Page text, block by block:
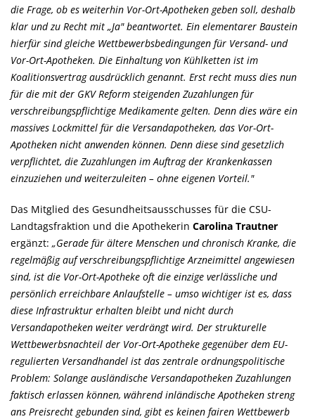
die Frage, ob es weiterhin Vor-Ort-Apotheken geben soll, deshalb
klar und zu Recht mit „Ja" beantwortet. Ein elementarer Baustein
hierfür sind gleiche Wettbewerbsbedingungen für Versand- und
Vor-Ort-Apotheken. Die Einhaltung von Kühlketten ist im
Koalitionsvertrag ausdrücklich genannt. Erst recht muss dies nun
für die mit der GKV Reform steigenden Zuzahlungen für
verschreibungspflichtige Medikamente gelten. Denn dies wäre ein
massives Lockmittel für die Versandapotheken, das Vor-Ort-
Apotheken nicht anwenden können. Denn diese sind gesetzlich
verpflichtet, die Zuzahlungen im Auftrag der Krankenkassen
einzuziehen und weiterzuleiten – ohne eigenen Vorteil."
Das Mitglied des Gesundheitsausschusses für die CSU-
Landtagsfraktion und die Apothekerin Carolina Trautner
ergänzt: Gerade für ältere Menschen und chronisch Kranke, die
regelmäßig auf verschreibungspflichtige Arzneimittel angewiesen
sind, ist die Vor-Ort-Apotheke oft die einzige verlässliche und
persönlich erreichbare Anlaufstelle – umso wichtiger ist es, dass
diese Infrastruktur erhalten bleibt und nicht durch
Versandapotheken weiter verdrängt wird. Der strukturelle
Wettbewerbsnachteil der Vor-Ort-Apotheke gegenüber dem EU-
regulierten Versandhandel ist das zentrale ordnungspolitische
Problem: Solange ausländische Versandapotheken Zuzahlungen
faktisch erlassen können, während inländische Apotheken streng
ans Preisrecht gebunden sind, gibt es keinen fairen Wettbewerb